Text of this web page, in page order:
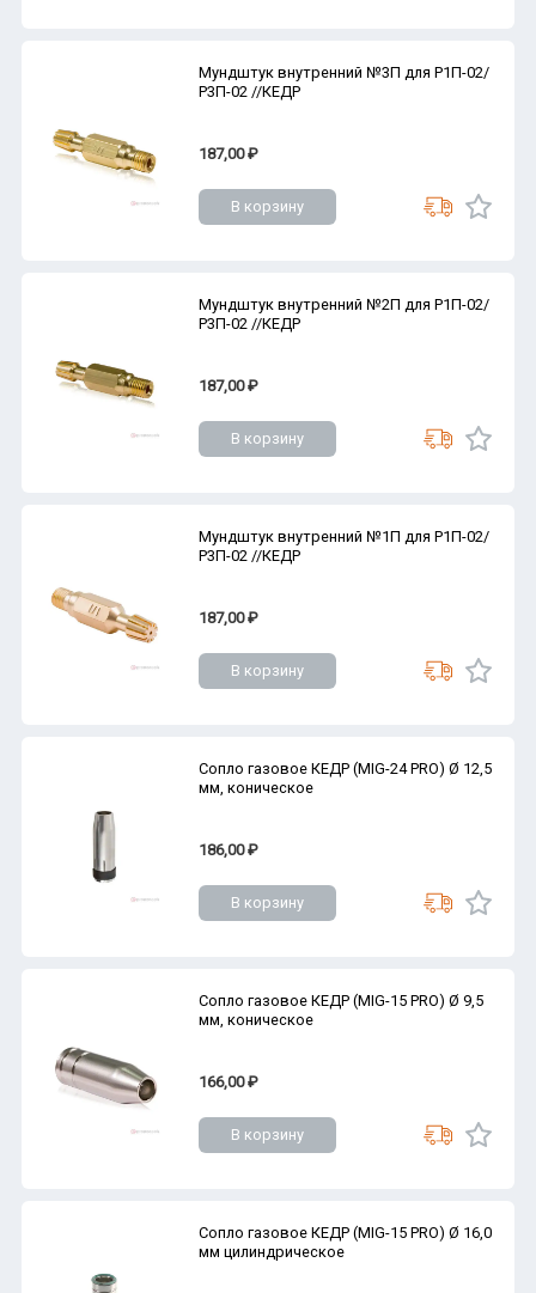
Мундштук внутренний №3П для Р1П-02/
Р3П-02 //КЕДР
187,00 ₽
В корзину
Мундштук внутренний №2П для Р1П-02/
Р3П-02 //КЕДР
187,00 ₽
В корзину
Мундштук внутренний №1П для Р1П-02/
Р3П-02 //КЕДР
187,00 ₽
В корзину
Сопло газовое КЕДР (MIG-24 PRO) Ø 12,5
мм, коническое
186,00 ₽
В корзину
Сопло газовое КЕДР (MIG-15 PRO) Ø 9,5
мм, коническое
166,00 ₽
В корзину
Сопло газовое КЕДР (MIG-15 PRO) Ø 16,0
мм цилиндрическое